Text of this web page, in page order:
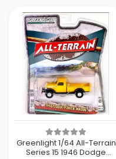
Greenlight 1/64 All-Terrain
Series 15 1946 Dodge